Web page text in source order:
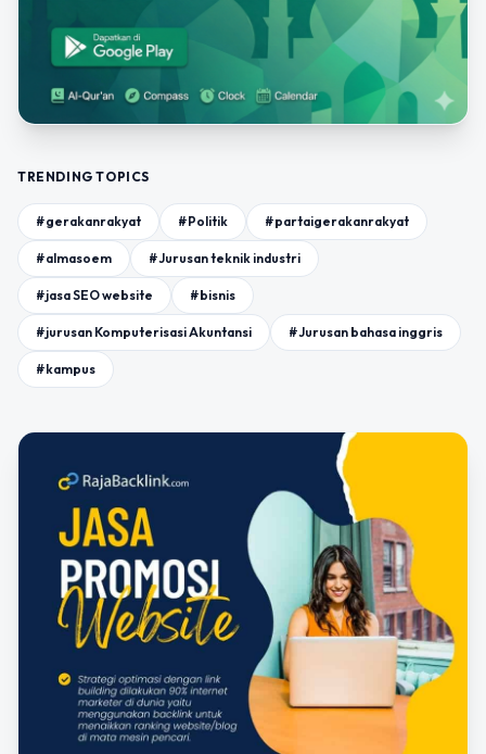
TRENDING TOPICS
#gerakanrakyat #Politik #partaigerakanrakyat
#almasoem #Jurusan teknik industri
#jasa SEO website #bisnis
#jurusan Komputerisasi Akuntansi #Jurusan bahasa inggris
#kampus